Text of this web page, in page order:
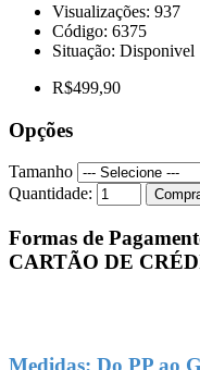
Visualizações: 937
Código: 6375
Situação: Disponivel
R$499,90
Opções
Tamanho
Quantidade:
Formas de
CARTÃO DE